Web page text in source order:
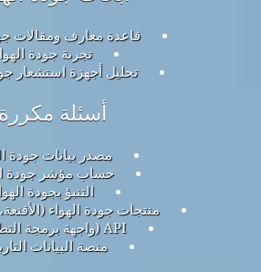
قاعدة معارف ومقالات
تجربة جودة
تحليل أجهزة استشعار
أسئلة مكررة
مصدر بيانات جودة
حساب مؤشر جودة
التنبؤ بجودة
منتجات جودة الهواء
API (واجهة برمجة التطبيقات)
منصة البيانات